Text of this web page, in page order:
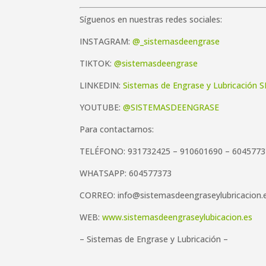
Síguenos en nuestras redes sociales:
INSTAGRAM: @_sistemasdeengrase
TIKTOK: @sistemasdeengrase
LINKEDIN: Sistemas de Engrase y Lubricación
YOUTUBE: @SISTEMASDEENGRASE
Para contactarnos:
TELÉFONO: 931732425 – 910601690 –
WHATSAPP: 604577373
CORREO:
WEB: www.sistemasdeengraseylubicacion.es
– Sistemas de Engrase y Lubricación –